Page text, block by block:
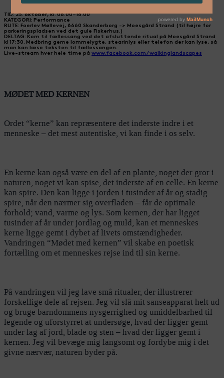
TID: 25. oktober, kl. 06.00–18.00
KATEGORI: Performance
RUTE: Foerlev Møllevej, 8660 Skanderborg -> Moesgård Strand (til højre for
parkeringspladsen ved det gule Fiskerhus.)
DELTAG: Kom til fællessang ved det afsluttende ritual på Moesgård Strand
kl 17:30. Medbring gerne lommelygte, stearinlys eller telefon der kan lyse, så
man kan læse teksten til fællessangen.
Live-stream hver hele time på www.facebook.com/walkinglandscapes
MØDET MED KERNEN
Ordet “kerne” kan repræsentere det inderste indre i et
menneske – det mest autentiske, vi kan finde i os selv.
En kerne kan også være en del af en plante, noget der gror i
naturen, noget vi kan spise, det inderste af en celle. En kerne
kan spire. Den kan ligge i jorden i tusinder af år og stadig
spire, når den nærmer sig overfladen – får de optimale
forhold; vand, varme og lys. Som kernen, der har ligget
tusinder af år under jordlag og muld, kan et menneskes
kerne ligge gemt i dybet af livets omstændigheder.
Vandringen “Mødet med kernen” vil skabe en poetisk
fortælling om et menneskes rejse ind til sin kerne.
På vandringen vil jeg lave små ritualer, der illustrerer
forskellige dele af rejsen. Jeg vil slå mit sanseapparat helt ud
og bruge barndommens nysgerrighed og umiddelbarhed til
legende og uforstyrret at undersøge, hvad der ligger gemt
under lag af jord, blade og sten – hvad der ligger gemt i
kernen. Jeg vil bevæge mig langsomt og fordybe mig i det
givne nærvær, naturen byder på.